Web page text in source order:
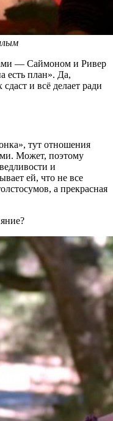
— Саймоном и Ривер
есть план». Да,
и всё делает ради
тут отношения
Может, поэтому
и
ей, что не все
а прекрасная